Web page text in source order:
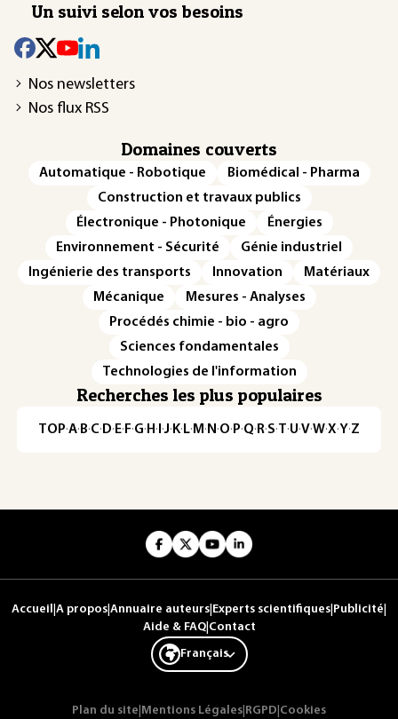
Un suivi selon vos besoins
Nos newsletters
Nos flux RSS
Domaines couverts
Automatique - Robotique
Biomédical - Pharma
Construction et travaux publics
Électronique - Photonique
Énergies
Environnement - Sécurité
Génie industriel
Ingénierie des transports
Innovation
Matériaux
Mécanique
Mesures - Analyses
Procédés chimie - bio - agro
Sciences fondamentales
Technologies de l'information
Recherches les plus populaires
TOP·A·B·C· D· E· F·G· H · ·J· K· L· M · N ·O· P·Q· R·S·T·U·V·W·X·Y·Z
Accueil A propos Annuaire auteurs Experts scientifiques Publicité
Aide & FAQ| Contact
Français
Plan du site Mentions Légales RGPD Cookies